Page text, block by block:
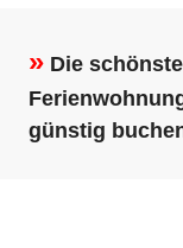
» Die
günstig